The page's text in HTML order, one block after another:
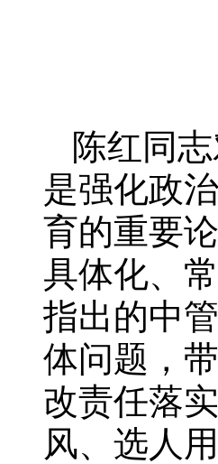
陈红同
是强化政
育的重要
具体化、
指出的中
体问题，
改责任落
风、选人